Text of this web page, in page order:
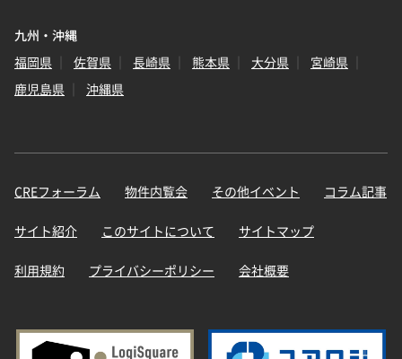
九州・沖縄
福岡県
佐賀県 長崎県 熊本県 大分県
宮崎県
鹿児島県
沖縄県
CREフォーラム 物件内覧会 その他イベント コラム記事
サイト紹介 このサイトについて サイトマップ
利用規約 プライバシーポリシー 会社概要